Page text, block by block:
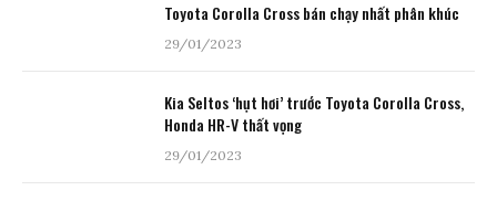
Toyota Corolla Cross bán chạy nhất phân khúc
29/01/2023
Kia Seltos ‘hụt hơi’ trước Toyota Corolla Cross,
Honda HR-V thất vọng
29/01/2023